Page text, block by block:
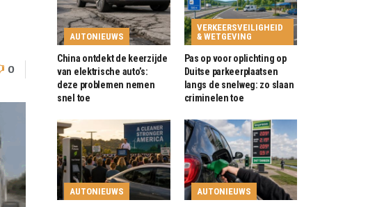
0
AUTONIEUWS
China ontdekt de keerzijde
van elektrische auto’s:
deze problemen nemen
snel toe
VERKEERSVEILIGHEID
& WETGEVING
Pas op voor oplichting op
Duitse parkeerplaatsen
langs de snelweg: zo slaan
criminelen toe
AUTONIEUWS AUTONIEUWS